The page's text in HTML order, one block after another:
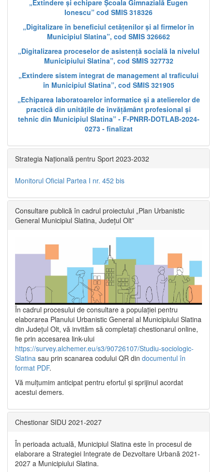
„Extindere și echipare Școala Gimnazială Eugen
Ionescu” cod SMIS 318326
„Digitalizare în beneficiul cetățenilor și al firmelor în
Municipiul Slatina”, cod SMIS 326662
„Digitalizarea proceselor de asistență socială la nivelul
Municipiului Slatina”, cod SMIS 327732
„Extindere sistem integrat de management al traficului
în Municipiul Slatina”, cod SMIS 321905
„Echiparea laboratoarelor informatice și a atelierelor de
practică din unitățile de învățământ profesional și
tehnic din Municipiul Slatina” - F-PNRR-DOTLAB-2024-
0273 - finalizat
Strategia Națională pentru Sport 2023-2032
Monitorul Oficial Partea I nr. 452 bis
Consultare publică în cadrul proiectului „Plan Urbanistic
General Municipiul Slatina, Județul Olt”
În cadrul procesului de consultare a populaţiei pentru
elaborarea Planului Urbanistic General al Municipiului Slatina
din Județul Olt, vă invităm să completați chestionarul online,
fie prin accesarea link-ului
https://survey.alchemer.eu/s3/90726107/Studiu-sociologic-
Slatina sau prin scanarea codului QR din documentul în
format PDF.
Vă mulţumim anticipat pentru efortul şi sprijinul acordat
acestui demers.
Chestionar SIDU 2021-2027
În perioada actuală, Municipiul Slatina este în procesul de
elaborare a Strategiei Integrate de Dezvoltare Urbană 2021‐
2027 a Municipiului Slatina.